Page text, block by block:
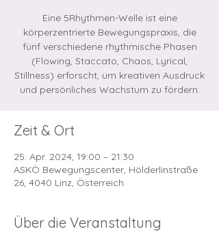
Eine 5Rhythmen-Welle ist eine
körperzentrierte Bewegungspraxis, die
fünf verschiedene rhythmische Phasen
(Flowing, Staccato, Chaos, Lyrical,
Stillness) erforscht, um kreativen Ausdruck
und persönliches Wachstum zu fördern.
Zeit & Ort
25. Apr. 2024, 19:00 – 21:30
ASKÖ Bewegungscenter, Hölderlinstraße
26, 4040 Linz, Österreich
Über die Veranstaltung